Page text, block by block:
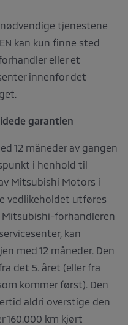
tjenestene
kan kun finne sted
eller et
innenfor det
garantien
12 måneder av gangen
i henhold til
Mitsubishi Motors i
vedlikeholdet utføres
Mitsubishi-forhandleren
kan
med 12 måneder. Den
fra det 5. året (eller fra
kommer først). Den
aldri overstige den
160.000 km kjørt